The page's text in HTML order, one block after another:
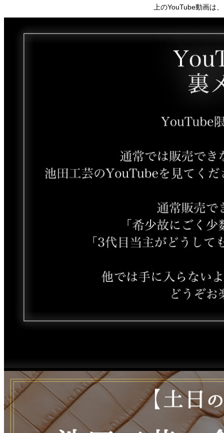
上のYouTube動画は